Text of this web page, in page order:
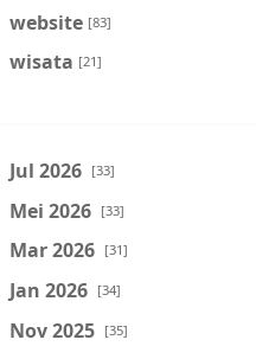
website [83]
wisata [21]
Jul 2026 [33]
Mei 2026 [33]
Mar 2026 [31]
Jan 2026 [34]
Nov 2025 [35]